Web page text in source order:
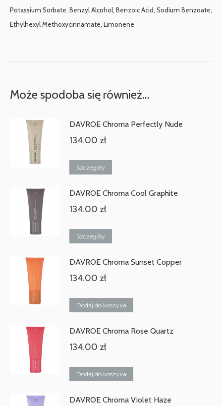
Potassium Sorbate, Benzyl Alcohol, Benzoic Acid, Sodium Benzoate,
Ethylhexyl Methoxycinnamate, Limonene
Może spodoba się również…
DAVROE Chroma Perfectly Nude
134.00 zł
Szczegóły
DAVROE Chroma Cool Graphite
134.00 zł
Szczegóły
DAVROE Chroma Sunset Copper
134.00 zł
Dodaj do koszyka
DAVROE Chroma Rose Quartz
134.00 zł
Dodaj do koszyka
DAVROE Chroma Violet Haze